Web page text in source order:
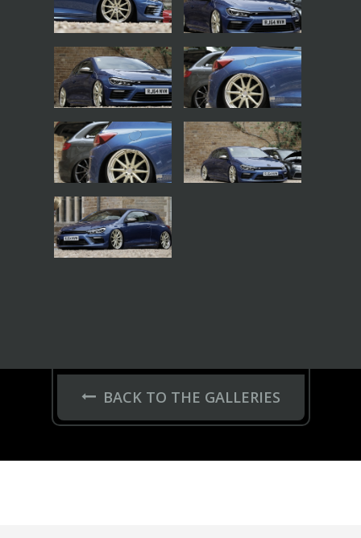
BACK TO THE GALLERIES